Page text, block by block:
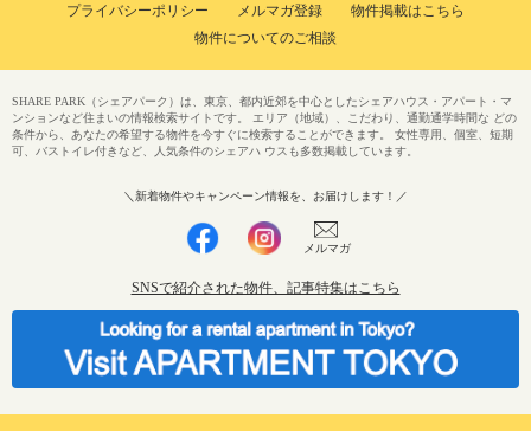
プライバシーポリシー
メルマガ登録
物件掲載はこちら
物件についてのご相談
SHARE PARK（シェアパーク）は、東京、都内近郊を中心としたシェアハウス・アパート・マ
ンションなど住まいの情報検索サイトです。 エリア（地域）、こだわり、通勤通学時間な どの
条件から、あなたの希望する物件を今すぐに検索することができます。 女性専用、個室、短期
可、バストイレ付きなど、人気条件のシェアハ ウスも多数掲載しています。
＼新着物件やキャンペーン情報を、お届けします！／
メルマガ
SNSで紹介された物件、記事特集はこちら